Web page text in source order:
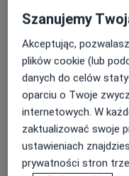
Zobacz galerię (3)
Szanujemy
Akceptując,
plików cookie (lub
danych do celów
oparciu o Twoje
internetowych. W
zaktualizować swoje
ustawieniach
prywatności stron